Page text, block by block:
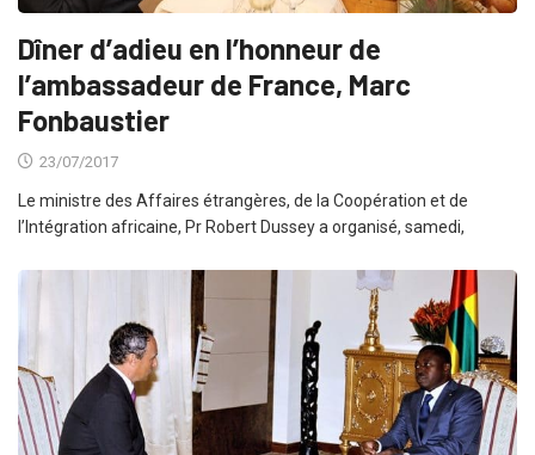
Dîner d’adieu en l’honneur de
l’ambassadeur de France, Marc
Fonbaustier
23/07/2017
Le ministre des Affaires étrangères, de la Coopération et de
l’Intégration africaine, Pr Robert Dussey a organisé, samedi,